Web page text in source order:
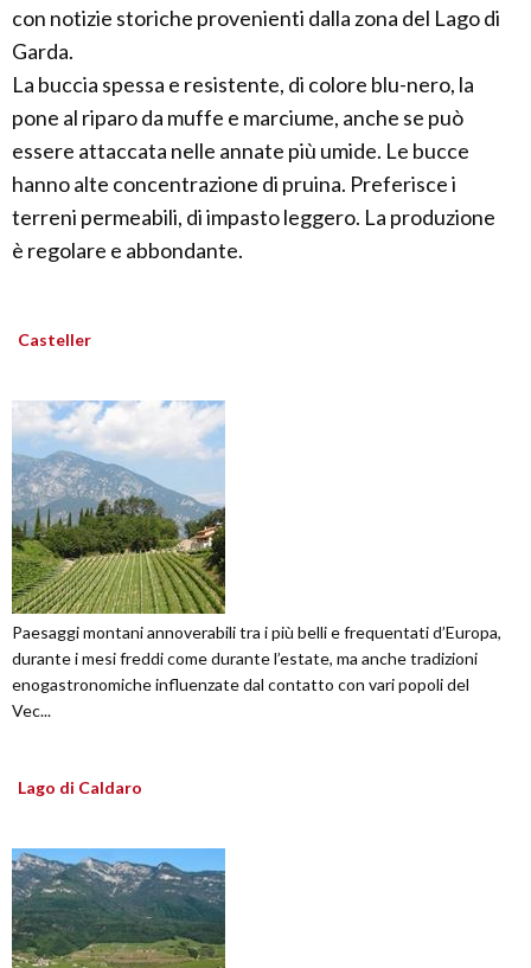
con notizie storiche provenienti dalla zona del Lago di
Garda.
La buccia spessa e resistente, di colore blu-nero, la
pone al riparo da muffe e marciume, anche se può
essere attaccata nelle annate più umide. Le bucce
hanno alte concentrazione di pruina. Preferisce i
terreni permeabili, di impasto leggero. La produzione
è regolare e abbondante.
Casteller
Paesaggi montani annoverabili tra i più belli e frequentati d’Europa,
durante i mesi freddi come durante l’estate, ma anche tradizioni
enogastronomiche influenzate dal contatto con vari popoli del
Vec...
Lago di Caldaro